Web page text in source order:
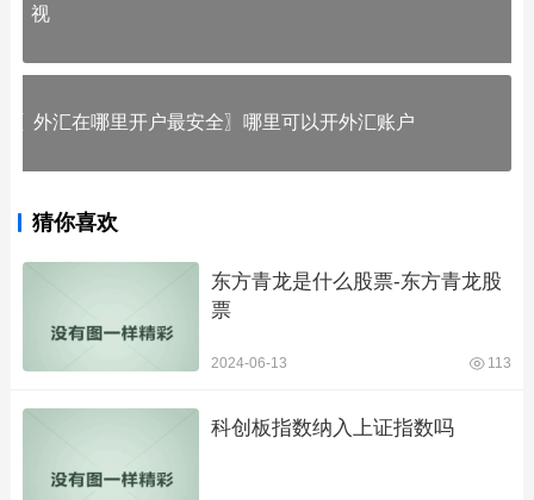
视
〖外汇在哪里开户最安全〗哪里可以开外汇账户
猜你喜欢
东方青龙是什么股票-东方青龙股
票
2024-06-13 113
科创板指数纳入上证指数吗